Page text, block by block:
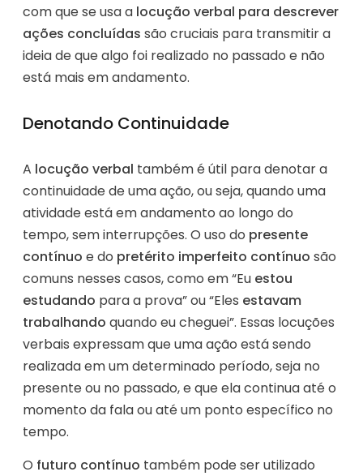
com que se usa a locução verbal para descrever
ações concluídas são cruciais para transmitir a
ideia de que algo foi realizado no passado e não
está mais em andamento.
Denotando Continuidade
A locução verbal também é útil para denotar a
continuidade de uma ação, ou seja, quando uma
atividade está em andamento ao longo do
tempo, sem interrupções. O uso do presente
contínuo e do pretérito imperfeito contínuo são
comuns nesses casos, como em “Eu estou
estudando para a prova” ou “Eles estavam
trabalhando quando eu cheguei”. Essas locuções
verbais expressam que uma ação está sendo
realizada em um determinado período, seja no
presente ou no passado, e que ela continua até o
momento da fala ou até um ponto específico no
tempo.
O futuro contínuo também pode ser utilizado